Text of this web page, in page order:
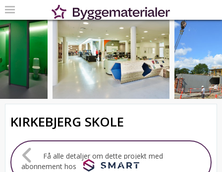
KIRKEBJERG SKOLE
Få alle detaljer om dette projekt med
abonnement hos